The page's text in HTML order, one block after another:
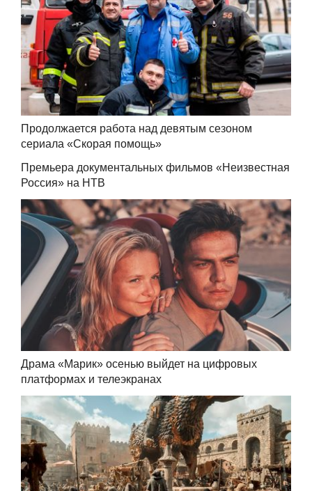
Продолжается работа над девятым сезоном
сериала «Скорая помощь»
Премьера документальных фильмов «Неизвестная
Россия» на НТВ
Драма «Марик» осенью выйдет на цифровых
платформах и телеэкранах